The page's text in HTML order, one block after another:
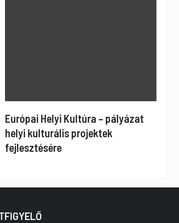
Európai Helyi Kultúra – pályázat
helyi kulturális projektek
fejlesztésére